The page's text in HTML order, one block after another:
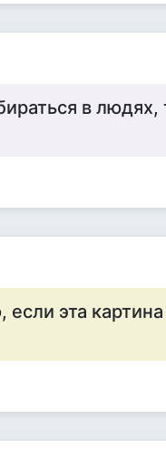
в людях,
эта